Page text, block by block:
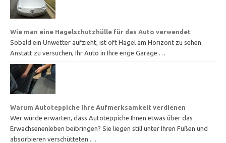
Wie man eine Hagelschutzhülle für das Auto verwendet
Sobald ein Unwetter aufzieht, ist oft Hagel am Horizont zu sehen.
Anstatt zu versuchen, Ihr Auto in Ihre enge Garage …
Warum Autoteppiche Ihre Aufmerksamkeit verdienen
Wer würde erwarten, dass Autoteppiche Ihnen etwas über das
Erwachsenenleben beibringen? Sie liegen still unter Ihren Füßen und
absorbieren verschütteten …